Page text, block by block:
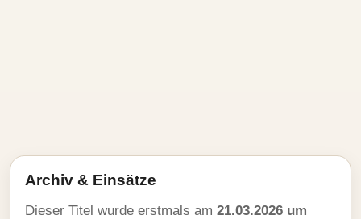
Archiv & Einsätze
Dieser Titel wurde erstmals am 21.03.2026 um